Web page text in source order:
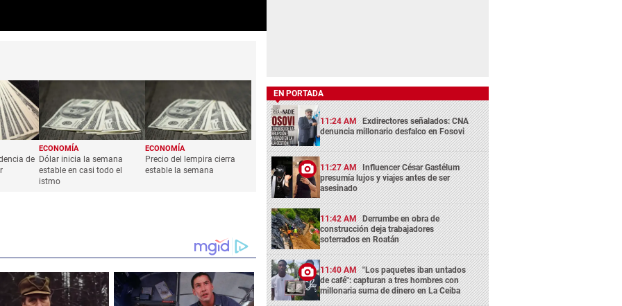
de
ECONOMÍA
Dólar inicia la semana
estable en casi todo el
istmo
ECONOMÍA
Precio del lempira cierra
estable la semana
EN PORTADA
11:24 AM Exdirectores señalados: CNA
denuncia millonario desfalco en Fosovi
11:27 AM Influencer César Gastélum
presumía lujos y viajes antes de ser
asesinado
11:42 AM Derrumbe en obra de
construcción deja trabajadores
soterrados en Roatán
11:40 AM "Los paquetes iban untados
de café": capturan a tres hombres con
millonaria suma de dinero en La Ceiba